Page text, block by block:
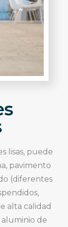
lisas, puede
pavimento
(diferentes
alta calidad
aluminio de